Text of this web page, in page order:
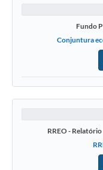
Fundo
Conjuntura
RREO -